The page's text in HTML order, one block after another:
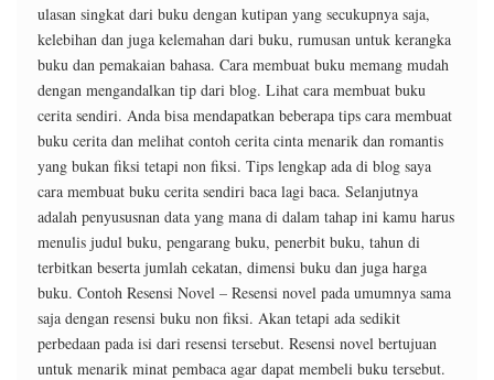
ulasan singkat dari buku dengan kutipan yang secukupnya saja,
kelebihan dan juga kelemahan dari buku, rumusan untuk kerangka
buku dan pemakaian bahasa. Cara membuat buku memang mudah
dengan mengandalkan tip dari blog. Lihat cara membuat buku
cerita sendiri. Anda bisa mendapatkan beberapa tips cara membuat
buku cerita dan melihat contoh cerita cinta menarik dan romantis
yang bukan fiksi tetapi non fiksi. Tips lengkap ada di blog saya
cara membuat buku cerita sendiri baca lagi baca. Selanjutnya
adalah penyususnan data yang mana di dalam tahap ini kamu harus
menulis judul buku, pengarang buku, penerbit buku, tahun di
terbitkan beserta jumlah cekatan, dimensi buku dan juga harga
buku. Contoh Resensi Novel – Resensi novel pada umumnya sama
saja dengan resensi buku non fiksi. Akan tetapi ada sedikit
perbedaan pada isi dari resensi tersebut. Resensi novel bertujuan
untuk menarik minat pembaca agar dapat membeli buku tersebut.